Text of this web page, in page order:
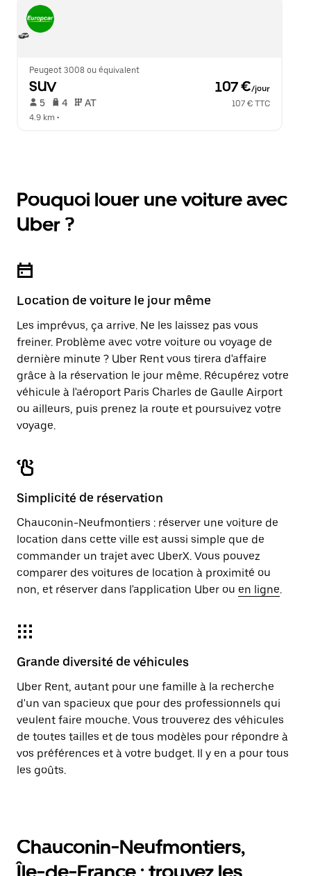
Peugeot 3008 ou équivalent
SUV 107 €/jour
5 4 AT
107 € TTC
4.9 km •
Pouquoi louer une voiture avec
Uber ?
Location de voiture le jour même
Les imprévus, ça arrive. Ne les laissez pas vous
freiner. Problème avec votre voiture ou voyage de
dernière minute ? Uber Rent vous tirera d'affaire
grâce à la réservation le jour même. Récupérez votre
véhicule à l'aéroport Paris Charles de Gaulle Airport
ou ailleurs, puis prenez la route et poursuivez votre
voyage.
Simplicité de réservation
Chauconin-Neufmontiers : réserver une voiture de
location dans cette ville est aussi simple que de
commander un trajet avec UberX. Vous pouvez
comparer des voitures de location à proximité ou
non, et réserver dans l'application Uber ou en ligne.
Grande diversité de véhicules
Uber Rent, autant pour une famille à la recherche
d'un van spacieux que pour des professionnels qui
veulent faire mouche. Vous trouverez des véhicules
de toutes tailles et de tous modèles pour répondre à
vos préférences et à votre budget. Il y en a pour tous
les goûts.
Chauconin-Neufmontiers,